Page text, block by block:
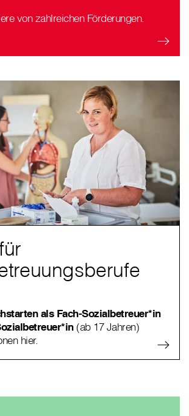
von zahlreichen Förderungen.
als Fach-Sozialbetreuer*in
(ab 17 Jahren)
hier.